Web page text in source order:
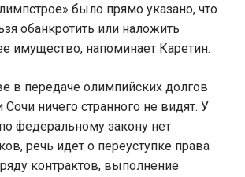
было прямо указано, что
обанкротить или наложить
имущество, напоминает Каретин.
в передаче олимпийских долгов
ничего странного не видят. У
федеральному закону нет
речь идет о переуступке права
контрактов, выполнение